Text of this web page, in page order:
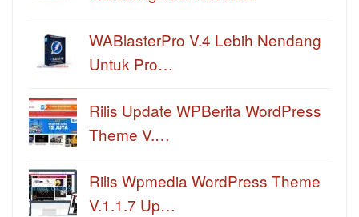
WABlasterPro V.4 Lebih Nendang
Untuk Pro…
Rilis Update WPBerita WordPress
Theme V.…
Rilis Wpmedia WordPress Theme
V.1.1.7 Up…